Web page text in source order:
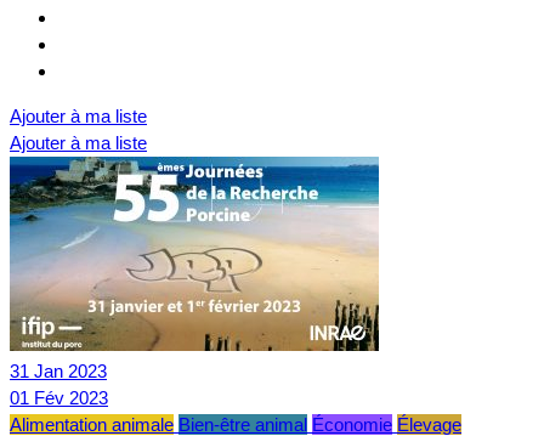
Ajouter à ma liste
Ajouter à ma liste
31 Jan 2023
01 Fév 2023
Alimentation animale Bien-être animal Économie Élevage